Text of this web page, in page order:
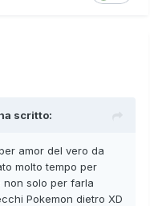
scritto:
amor del vero da
molto tempo per
solo per farla
Pokemon dietro XD